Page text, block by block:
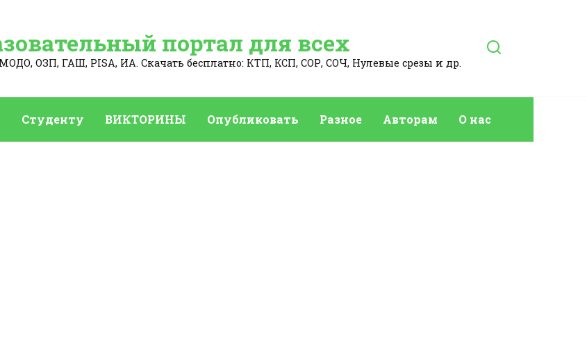
портал для всех
ОЗП, ГАШ, PISA, ИА. Скачать бесплатно: КТП, КСП, СОР, СОЧ, Нулевые срезы и др.
Студенту ВИКТОРИНЫ Опубликовать Разное Авторам О нас